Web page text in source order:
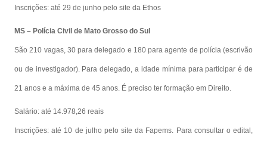
Inscrições: até 29 de junho pelo site da Ethos
MS – Polícia Civil de Mato Grosso do Sul
São 210 vagas, 30 para delegado e 180 para agente de polícia (escrivão
ou de investigador). Para delegado, a idade mínima para participar é de
21 anos e a máxima de 45 anos. É preciso ter formação em Direito.
Salário: até 14.978,26 reais
Inscrições: até 10 de julho pelo site da Fapems. Para consultar o edital,